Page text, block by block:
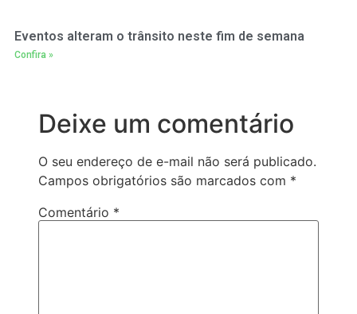
Eventos alteram o trânsito neste fim de semana
Confira »
Deixe um comentário
O seu endereço de e-mail não será publicado.
Campos obrigatórios são marcados com *
Comentário *